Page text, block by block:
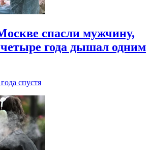
спасли мужчину,
года дышал одним
спустя